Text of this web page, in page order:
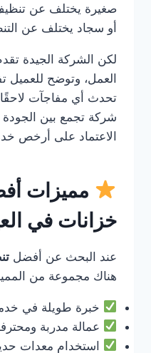
صغيرة يختلف عن
أو سجاد يختلف عن
لكن الشركة الجيدة
العمل، وتوضح للعميل
تحدث أي مفاجآت لاحقًا.
شركة تجمع بين
الاعتماد على أرخص
مميزات
خزانات في
عند البحث عن أفضل
هناك مجموعة من
خبرة طويلة في
عمالة مدربة
استخدام معدات